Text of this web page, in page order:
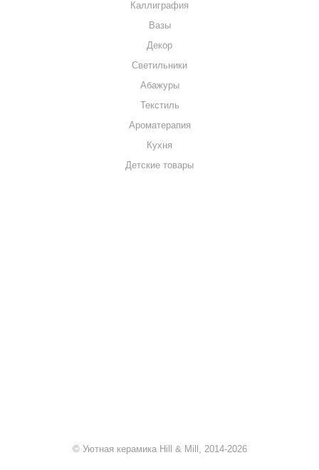
Каллиграфия
Вазы
Декор
Светильники
Абажуры
Текстиль
Ароматерапия
Кухня
Детские товары
© Уютная керамика Hill & Mill, 2014-2026